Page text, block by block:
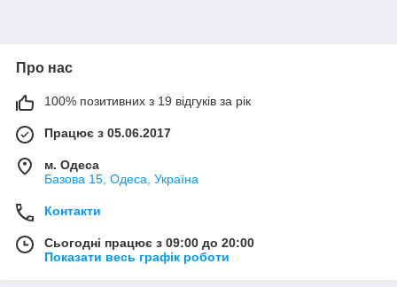
Про нас
100% позитивних з 19 відгуків за рік
Працює з 05.06.2017
м. Одеса
Базова 15, Одеса, Україна
Контакти
Сьогодні працює з 09:00 до 20:00
Показати весь графік роботи